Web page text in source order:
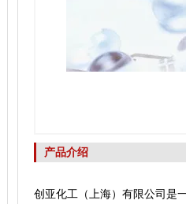
产品介绍
创亚化工（上海）有限公司是